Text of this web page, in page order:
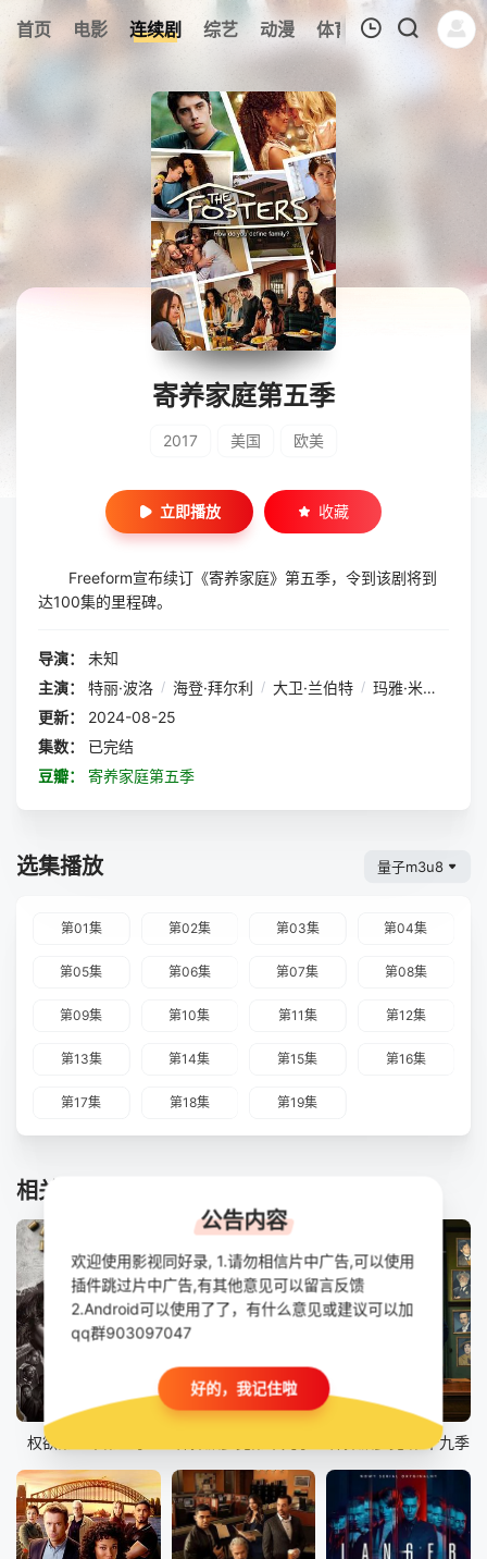
首页 电影 连续剧 综艺 动漫 体育 今日更新
408
热
暂无观看影片的记录
寄养家庭第五季
2017 美国 欧美
立即播放 收藏
Freeform宣布续订《寄养家庭》第五季，令到该剧将到
达100集的里程碑。
导演：
未知
主演：
特丽·波洛 / 海登·拜尔利 / 大卫·兰伯特 / 玛雅·米切尔
更新：
2024-08-25
集数：
已完结
豆瓣：
寄养家庭第五季
选集播放 量子m3u8
第01集 第02集 第03集 第04集
第05集 第06集 第07集 第08集
第09集 第10集 第11集 第12集
第13集 第14集 第15集 第16集
第17集 第18集 第19集
相关推荐
第8集完结
权欲第三章第五季
第7集
神探默多克 第十九季
公告内容
欢迎使用影视同好录, 1.请勿相信片中广告,可以使用
插件跳过片中广告,有其他意见可以留言反馈
2.Android可以使用了了，有什么意见或建议可以加
qq群903097047
好的，我记住啦